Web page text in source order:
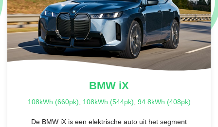
BMW iX
108kWh (660pk), 108kWh (544pk), 94.8kWh (408pk)
De BMW iX is een elektrische auto uit het segment